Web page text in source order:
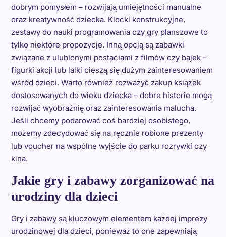
dobrym pomysłem – rozwijają umiejętności manualne
oraz kreatywność dziecka. Klocki konstrukcyjne,
zestawy do nauki programowania czy gry planszowe to
tylko niektóre propozycje. Inną opcją są zabawki
związane z ulubionymi postaciami z filmów czy bajek –
figurki akcji lub lalki cieszą się dużym zainteresowaniem
wśród dzieci. Warto również rozważyć zakup książek
dostosowanych do wieku dziecka – dobre historie mogą
rozwijać wyobraźnię oraz zainteresowania malucha.
Jeśli chcemy podarować coś bardziej osobistego,
możemy zdecydować się na ręcznie robione prezenty
lub voucher na wspólne wyjście do parku rozrywki czy
kina.
Jakie gry i zabawy zorganizować na
urodziny dla dzieci
Gry i zabawy są kluczowym elementem każdej imprezy
urodzinowej dla dzieci, ponieważ to one zapewniają